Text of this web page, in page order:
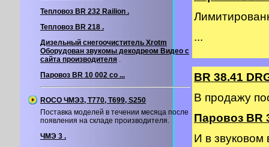
Тепловоз BR 232 Railion .
Тепловоз BR 218 .
Дизельный снегоочиститель Xrotm
Оборудован звукомы декодреом Видео с
сайта производителя .
Паровоз BR 10 002 со ...
ROCO ЧМЭ3, T770, T699, S250
Поставка моделей в течении месяца после
появления на складе производителя.
ЧМЭ 3 .
...
BR 38.41
В продажу
Паровоз BR
И в звуковом